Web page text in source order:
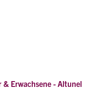
Erwachsene - Altunel